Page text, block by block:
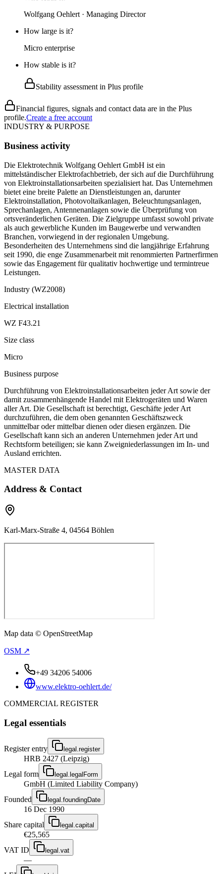
Wolfgang Oehlert · Managing Director
How large is it?
Micro enterprise
How stable is it?
Stability assessment in Plus profile
Financial figures, signals and contact data are in the Plus
profile.Create a free account
INDUSTRY & PURPOSE
Business activity
Die Elektrotechnik Wolfgang Oehlert GmbH ist ein
mittelständischer Elektrofachbetrieb, der sich auf die Durchführung
von Elektroinstallationsarbeiten spezialisiert hat. Das Unternehmen
bietet eine breite Palette an Dienstleistungen an, darunter
Elektroinstallation, Photovoltaikanlagen, Beleuchtungsanlagen,
Sprechanlagen, Antennenanlagen sowie die Überprüfung von
ortsveränderlichen Geräten. Die Zielgruppe umfasst sowohl private
als auch gewerbliche Kunden im Baugewerbe und verwandten
Branchen, vorwiegend in der regionalen Umgebung.
Besonderheiten des Unternehmens sind die langjährige Erfahrung
seit 1990, die enge Zusammenarbeit mit renommierten Partnerfirmen
sowie das Engagement für qualitativ hochwertige und termintreue
Leistungen.
Industry (WZ2008)
Electrical installation
WZ F43.21
Size class
Micro
Business purpose
Durchführung von Elektroinstallationsarbeiten jeder Art sowie der
damit zusammenhängende Handel mit Elektrogeräten und Waren
aller Art. Die Gesellschaft ist berechtigt, Geschäfte jeder Art
durchzuführen, die dem oben genannten Geschäftszweck
unmittelbar oder mittelbar dienen oder diesen ergänzen. Die
Gesellschaft kann sich an anderen Unternehmen jeder Art und
Rechtsform beteiligen; sie kann Zweigniederlassungen im In- und
Ausland errichten.
MASTER DATA
Address & Contact
Karl-Marx-Straße 4, 04564 Böhlen
Map data © OpenStreetMap
OSM ↗
+49 34206 54006
www.elektro-oehlert.de/
COMMERCIAL REGISTER
Legal essentials
Register entry legal.register
HRB 2427 (Leipzig)
Legal form
legal.legalForm
GmbH (Limited Liability Company)
Founded
legal.foundingDate
16 Dec 1990
Share capital
legal.capital
€25,565
VAT ID
legal.vat
—